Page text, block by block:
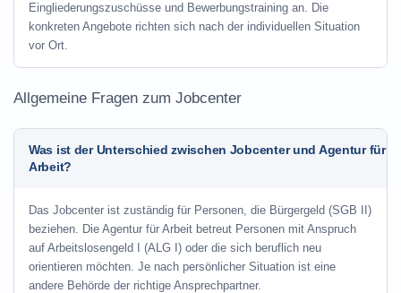
Eingliederungszuschüsse und Bewerbungstraining an. Die
konkreten Angebote richten sich nach der individuellen Situation
vor Ort.
Allgemeine Fragen zum Jobcenter
Was ist der Unterschied zwischen Jobcenter und Agentur für
Arbeit?
Das Jobcenter ist zuständig für Personen, die Bürgergeld (SGB II)
beziehen. Die Agentur für Arbeit betreut Personen mit Anspruch
auf Arbeitslosengeld I (ALG I) oder die sich beruflich neu
orientieren möchten. Je nach persönlicher Situation ist eine
andere Behörde der richtige Ansprechpartner.